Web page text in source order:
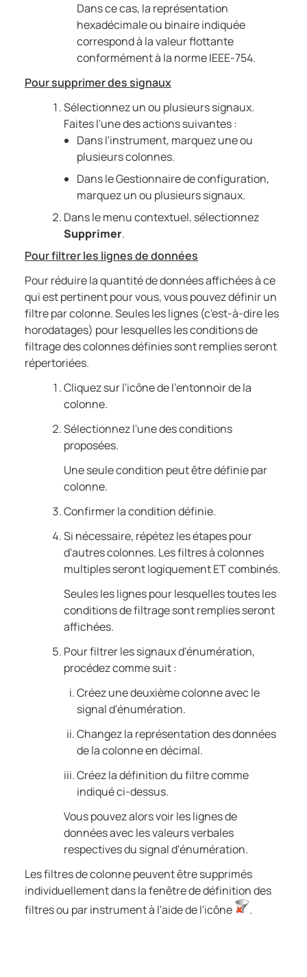
Dans ce cas, la représentation
hexadécimale ou binaire indiquée
correspond à la valeur flottante
conformément à la norme IEEE-754.
Pour supprimer des signaux
Sélectionnez un ou plusieurs signaux.
Faites l'une des actions suivantes :
Dans l'instrument, marquez une ou
plusieurs colonnes.
Dans le Gestionnaire de configuration,
marquez un ou plusieurs signaux.
Dans le menu contextuel, sélectionnez
Supprimer.
Pour filtrer les lignes de données
Pour réduire la quantité de données affichées à ce
qui est pertinent pour vous, vous pouvez définir un
filtre par colonne. Seules les lignes (c'est-à-dire les
horodatages) pour lesquelles les conditions de
filtrage des colonnes définies sont remplies seront
répertoriées.
Cliquez sur l'icône de l'entonnoir de la
colonne.
Sélectionnez l'une des conditions
proposées.
Une seule condition peut être définie par
colonne.
Confirmer la condition définie.
Si nécessaire, répétez les étapes pour
d'autres colonnes. Les filtres à colonnes
multiples seront logiquement ET combinés.
Seules les lignes pour lesquelles toutes les
conditions de filtrage sont remplies seront
affichées.
Pour filtrer les signaux d'énumération,
procédez comme suit :
Créez une deuxième colonne avec le
signal d'énumération.
Changez la représentation des données
de la colonne en décimal.
Créez la définition du filtre comme
indiqué ci-dessus.
Vous pouvez alors voir les lignes de
données avec les valeurs verbales
respectives du signal d'énumération.
Les filtres de colonne peuvent être supprimés
individuellement dans la fenêtre de définition des
filtres ou par instrument à l'aide de l'icône
.